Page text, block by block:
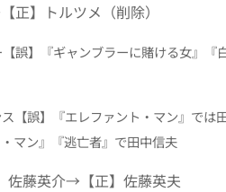
正】トルツメ（削除）
【誤】『ギャンブラーに賭ける女』『
ス 【誤】『エレファント・マン』では
マン』『逃亡者』で田中信夫
佐藤英介→【正】佐藤英夫